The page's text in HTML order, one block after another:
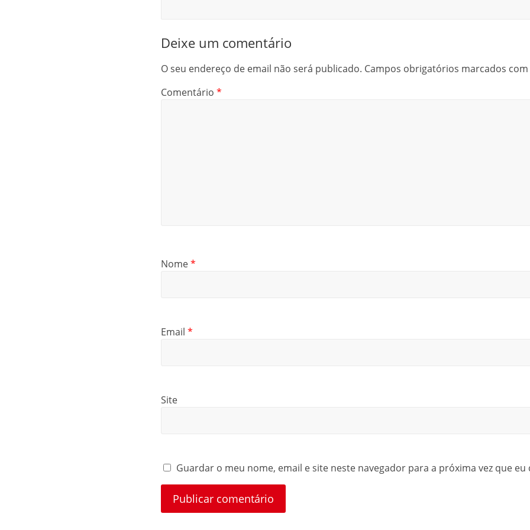
Deixe um comentário
O seu endereço de email não será publicado. Campos obrigatórios marcados com
Comentário *
Nome*
Email *
Site
Guardar o meu nome, email e site neste navegador para a próxima vez que eu